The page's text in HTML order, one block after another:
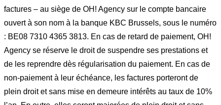
factures – au siège de OH! Agency sur le compte bancaire
ouvert à son nom à la banque KBC Brussels, sous le numéro
: BE08 7310 4365 3813. En cas de retard de paiement, OH!
Agency se réserve le droit de suspendre ses prestations et
de les reprendre dès régularisation du paiement. En cas de
non-paiement à leur échéance, les factures porteront de
plein droit et sans mise en demeure intérêts au taux de 10%